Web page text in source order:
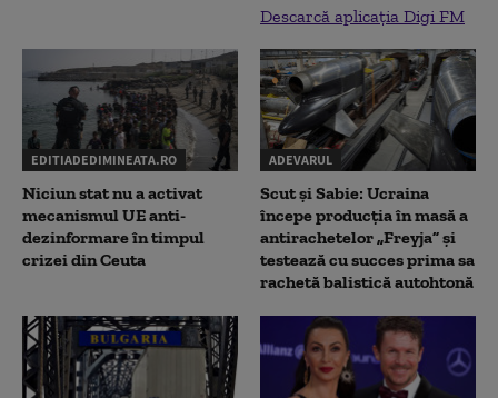
Descarcă aplicația Digi FM
EDITIADEDIMINEATA.RO
Niciun stat nu a activat
mecanismul UE anti-
dezinformare în timpul
crizei din Ceuta
ADEVARUL
Scut și Sabie: Ucraina
începe producția în masă a
antirachetelor „Freyja” și
testează cu succes prima sa
rachetă balistică autohtonă